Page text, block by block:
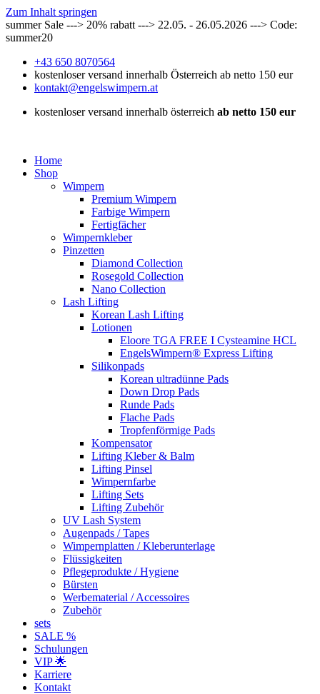
Zum Inhalt springen
summer Sale ---> 20% rabatt ---> 22.05. - 26.05.2026 ---> Code:
summer20
+43 650 8070564
kostenloser versand innerhalb Österreich ab netto 150 eur
kontakt@engelswimpern.at
kostenloser versand innerhalb österreich ab netto 150 eur
Home
Shop
Wimpern
Premium Wimpern
Farbige Wimpern
Fertigfächer
Wimpernkleber
Pinzetten
Diamond Collection
Rosegold Collection
Nano Collection
Lash Lifting
Korean Lash Lifting
Lotionen
Eloore TGA FREE I Cysteamine HCL
EngelsWimpern® Express Lifting
Silikonpads
Korean ultradünne Pads
Down Drop Pads
Runde Pads
Flache Pads
Tropfenförmige Pads
Kompensator
Lifting Kleber & Balm
Lifting Pinsel
Wimpernfarbe
Lifting Sets
Lifting Zubehör
UV Lash System
Augenpads / Tapes
Wimpernplatten / Kleberunterlage
Flüssigkeiten
Pflegeprodukte / Hygiene
Bürsten
Werbematerial / Accessoires
Zubehör
sets
SALE %
Schulungen
VIP 🌟
Karriere
Kontakt